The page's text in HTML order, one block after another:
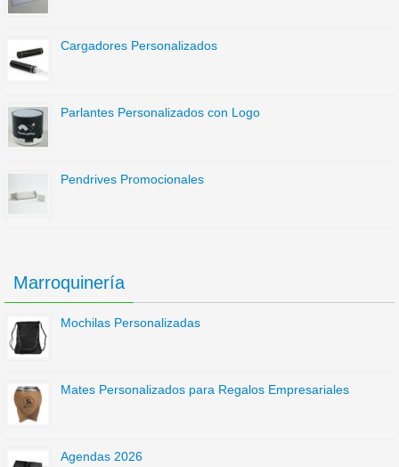
Cargadores Personalizados
Parlantes Personalizados con Logo
Pendrives Promocionales
Marroquinería
Mochilas Personalizadas
Mates Personalizados para Regalos Empresariales
Agendas 2026